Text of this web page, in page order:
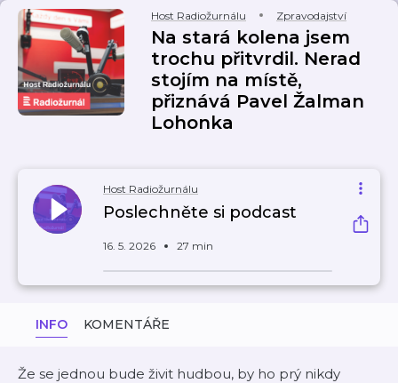
Host Radiožurnálu Zpravodajství
Na stará kolena jsem
trochu přitvrdil. Nerad
stojím na místě,
přiznává Pavel Žalman
Lohonka
Host Radiožurnálu
Poslechněte si podcast
16. 5. 2026 27 min
INFO KOMENTÁŘE
Že se jednou bude živit hudbou, by ho prý nikdy